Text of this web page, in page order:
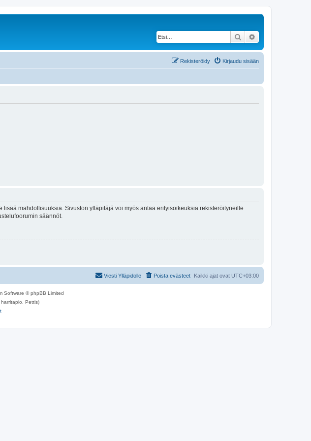
Etsi
Kirjaudu sisään
Rekisteröidy
mahdollisuuksia. Sivuston ylläpitäjä voi myös antaa erityisoikeuksia rekisteröityneille
säännöt.
Kaikki ajat ovat UTC+03:00
Poista evästeet
Viesti Ylläpidolle
Software © phpBB Limited
Pettis)